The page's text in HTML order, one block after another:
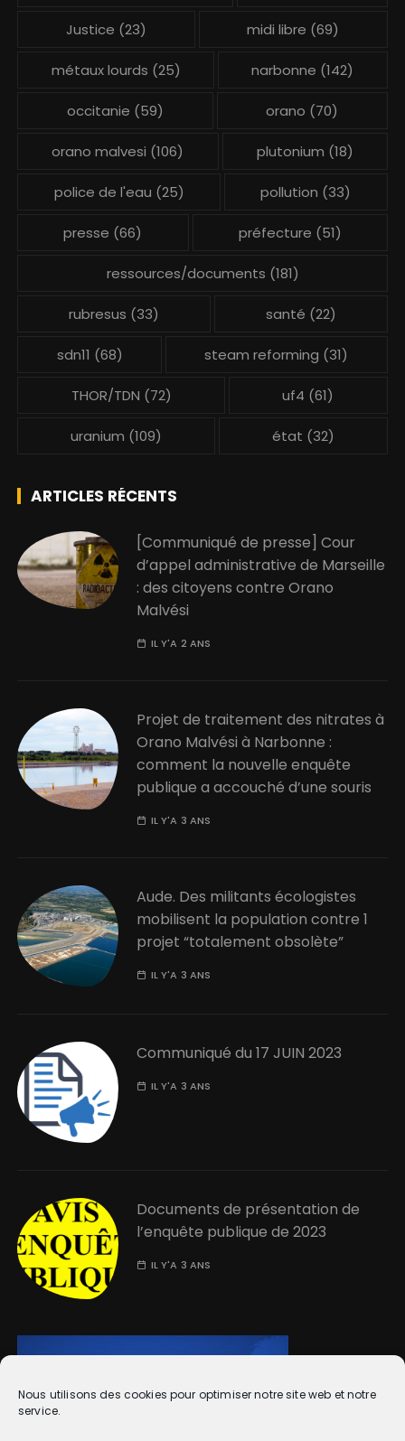
Nous utilisons des cookies pour optimiser notre site web et notre
service.
Justice (23) midi libre (69)
métaux lourds (25) narbonne (142)
occitanie (59) orano (70)
orano malvesi (106) plutonium (18)
police de l'eau (25) pollution (33)
presse (66) préfecture (51)
ressources/documents (181)
rubresus (33) santé (22)
sdn11 (68) steam reforming (31)
THOR/TDN (72) uf4 (61)
uranium (109) état (32)
ARTICLES RÉCENTS
[Communiqué de presse] Cour
d’appel administrative de Marseille
: des citoyens contre Orano
Malvési
IL Y'A 2 ANS
Projet de traitement des nitrates à
Orano Malvési à Narbonne :
comment la nouvelle enquête
publique a accouché d’une souris
IL Y'A 3 ANS
Aude. Des militants écologistes
mobilisent la population contre 1
projet “totalement obsolète”
IL Y'A 3 ANS
Communiqué du 17 JUIN 2023
IL Y'A 3 ANS
Documents de présentation de
l’enquête publique de 2023
IL Y'A 3 ANS